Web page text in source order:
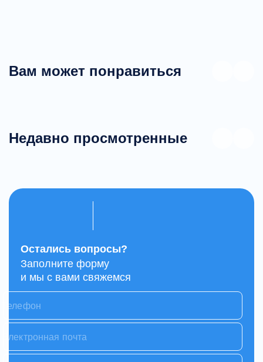
Вам может понравиться
Недавно просмотренные
Остались вопросы?
Заполните форму
и мы с вами свяжемся